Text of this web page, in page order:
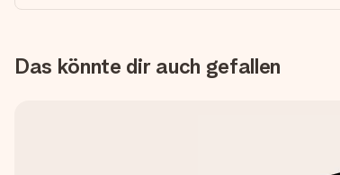
Das könnte dir auch gefallen